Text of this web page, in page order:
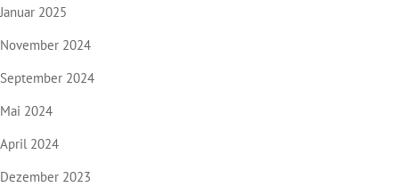
Januar 2025
November 2024
September 2024
Mai 2024
April 2024
Dezember 2023